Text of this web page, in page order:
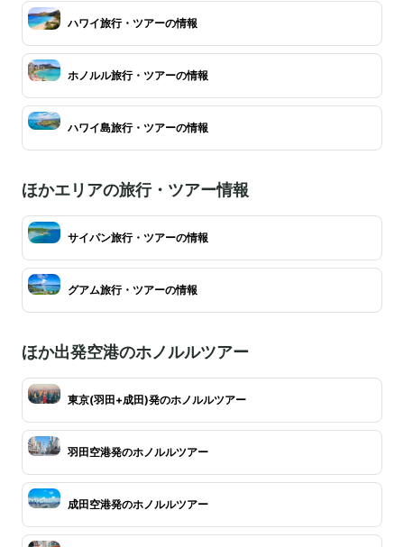
ハワイ旅行・ツアーの情報
ホノルル旅行・ツアーの情報
ハワイ島旅行・ツアーの情報
ほかエリアの旅行・ツアー情報
サイパン旅行・ツアーの情報
グアム旅行・ツアーの情報
ほか出発空港のホノルルツアー
東京(羽田+成田)発のホノルルツアー
羽田空港発のホノルルツアー
成田空港発のホノルルツアー